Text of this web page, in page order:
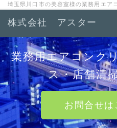
埼玉県川口市の美容室様の業務用エア
株式会社 アスター
業務用エアコン
ス・店舗清
お問合せは